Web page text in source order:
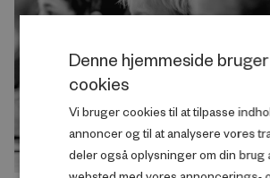
Denne hjemmeside bruger
cookies
Vi bruger cookies til at tilpasse
annoncer og til at analysere vores
deler også oplysninger om din brug